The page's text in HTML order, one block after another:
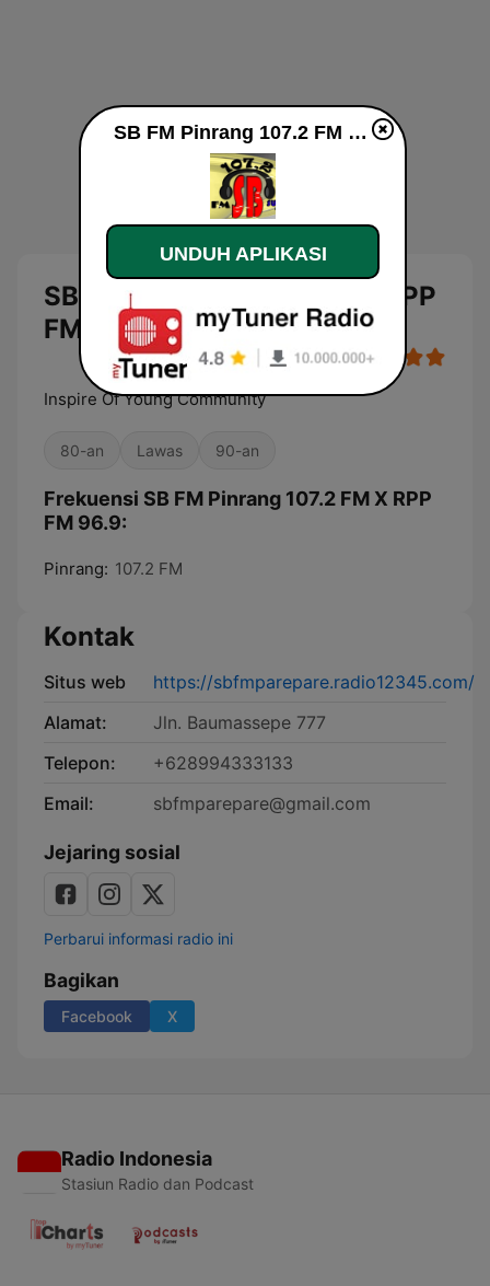
SB FM Pinrang 107.2 FM X RPP
FM 96.9
Inspire Of Young Community
80-an Lawas 90-an
Frekuensi SB FM Pinrang 107.2 FM X RPP
FM 96.9:
Pinrang: 107.2 FM
Kontak
Situs web
https://sbfmparepare.radio12345.com/
Alamat:
Jln. Baumassepe 777
Telepon:
+628994333133
Email:
sbfmparepare@gmail.com
Jejaring sosial
Perbarui informasi radio ini
Bagikan
Facebook X
Radio Indonesia
Stasiun Radio dan Podcast
SB FM Pinrang 107.2 FM X RPP FM 96.9 live
UNDUH APLIKASI